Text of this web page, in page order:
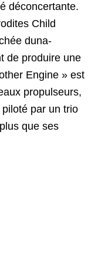
déconcertante.
Child
duna-
de produire une
Engine » est
propulseurs,
par un trio
que ses